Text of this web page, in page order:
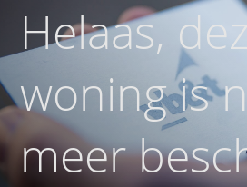
Helaas,
woning is
meer